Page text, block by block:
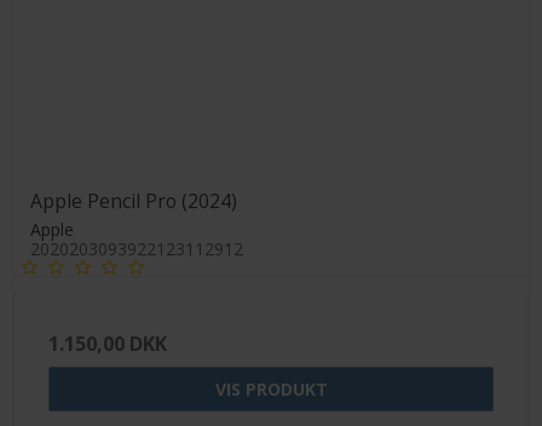
Apple Pencil Pro (2024)
Apple
2020203093922123112912
1.150,00 DKK
VIS PRODUKT